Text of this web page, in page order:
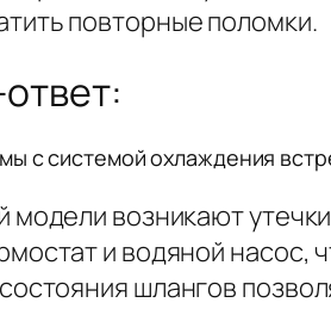
повторные поломки.
с системой охлаждения
модели возникают
и водяной насос,
шлангов